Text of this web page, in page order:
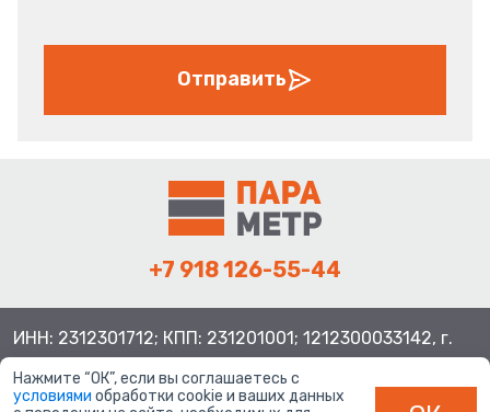
Отправить
+7 918 126-55-44
ИНН: 2312301712; КПП: 231201001; 1212300033142, г.
Краснодар ул. Просторная, 21, индекс 350080
Нажмите “ОК”, если вы соглашаетесь с
условиями обработки cookie и ваших данных